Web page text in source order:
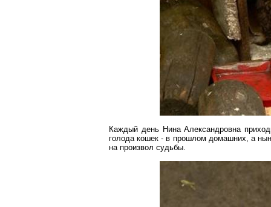
Каждый день Нина Александровна
голода кошек - в прошлом домашних, а
на произвол судьбы.